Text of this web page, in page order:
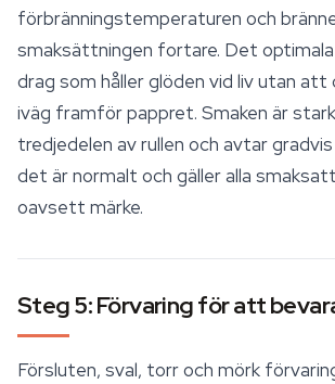
förbränningstemperaturen och
smaksättningen fortare. Det
drag som håller glöden vid liv utan att
iväg framför pappret. Smaken är
tredjedelen av rullen och avtar
det är normalt och gäller alla
oavsett märke.
Steg 5: Förvaring för att
Försluten, sval, torr och mörk